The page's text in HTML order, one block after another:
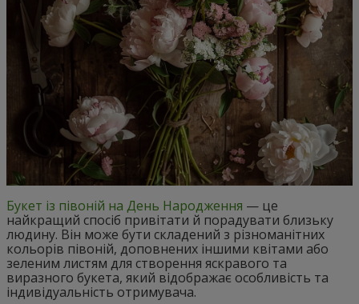
Букет із півоній на День Народження — це
найкращий спосіб привітати й порадувати близьку
людину. Він може бути складений з різноманітних
кольорів півоній, доповнених іншими квітами або
зеленим листям для створення яскравого та
виразного букета, який відображає особливість та
індивідуальність отримувача.